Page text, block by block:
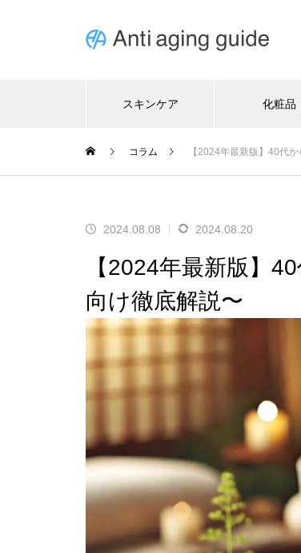
スキンケア 化粧品
コラム 【2024年最新版】40代
2024.08.08 2024.08.20
【2024年最新版】
向け徹底解説〜